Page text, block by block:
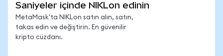
Saniyeler içinde NIKLon edinin
MetaMask'ta NIKLon satın alın, satın,
takas edin ve değiştirin. En güvenilir
kripto cüzdanı.